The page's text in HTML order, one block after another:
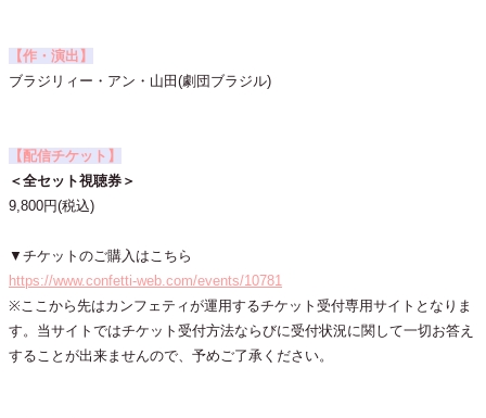
【作・演出】
ブラジリィー・アン・山田(劇団ブラジル)
【配信チケット】
＜全セット視聴券＞
9,800円(税込)
▼チケットのご購入はこちら
https://www.confetti-web.com/events/10781
※ここから先はカンフェティが運用するチケット受付専用サイトとなりま
す。当サイトではチケット受付方法ならびに受付状況に関して一切お答え
することが出来ませんので、予めご了承ください。